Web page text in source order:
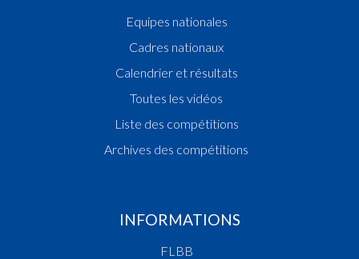
Equipes nationales
Cadres nationaux
Calendrier et résultats
Toutes les vidéos
Liste des compétitions
Archives des compétitions
INFORMATIONS
FLBB